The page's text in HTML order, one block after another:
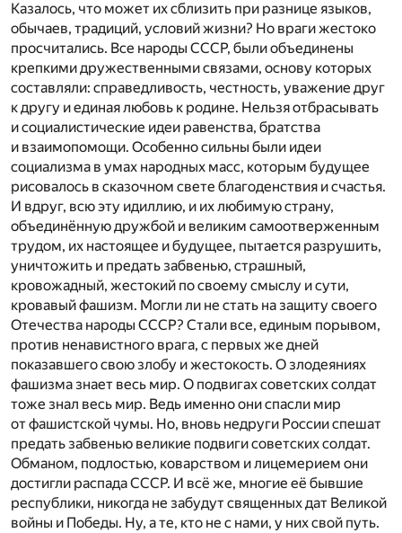
Казалось, что может их сблизить при разнице языков,
обычаев, традиций, условий жизни? Но враги жестоко
просчитались. Все народы СССР, были объединены
крепкими дружественными связами, основу которых
составляли: справедливость, честность, уважение друг
к другу и единая любовь к родине. Нельзя отбрасывать
и социалистические идеи равенства, братства
и взаимопомощи. Особенно сильны были идеи
социализма в умах народных масс, которым будущее
рисовалось в сказочном свете благоденствия и счастья.
И вдруг, всю эту идиллию, и их любимую страну,
объединённую дружбой и великим самоотверженным
трудом, их настоящее и будущее, пытается разрушить,
уничтожить и предать забвенью, страшный,
кровожадный, жестокий по своему смыслу и сути,
кровавый фашизм. Могли ли не стать на защиту своего
Отечества народы СССР? Стали все, единым порывом,
против ненавистного врага, с первых же дней
показавшего свою злобу и жестокость. О злодеяниях
фашизма знает весь мир. О подвигах советских солдат
тоже знал весь мир. Ведь именно они спасли мир
от фашистской чумы. Но, вновь недруги России спешат
предать забвенью великие подвиги советских солдат.
Обманом, подлостью, коварством и лицемерием они
достигли распада СССР. И всё же, многие её бывшие
республики, никогда не забудут священных дат Великой
войны и Победы. Ну, а те, кто не с нами, у них свой путь.